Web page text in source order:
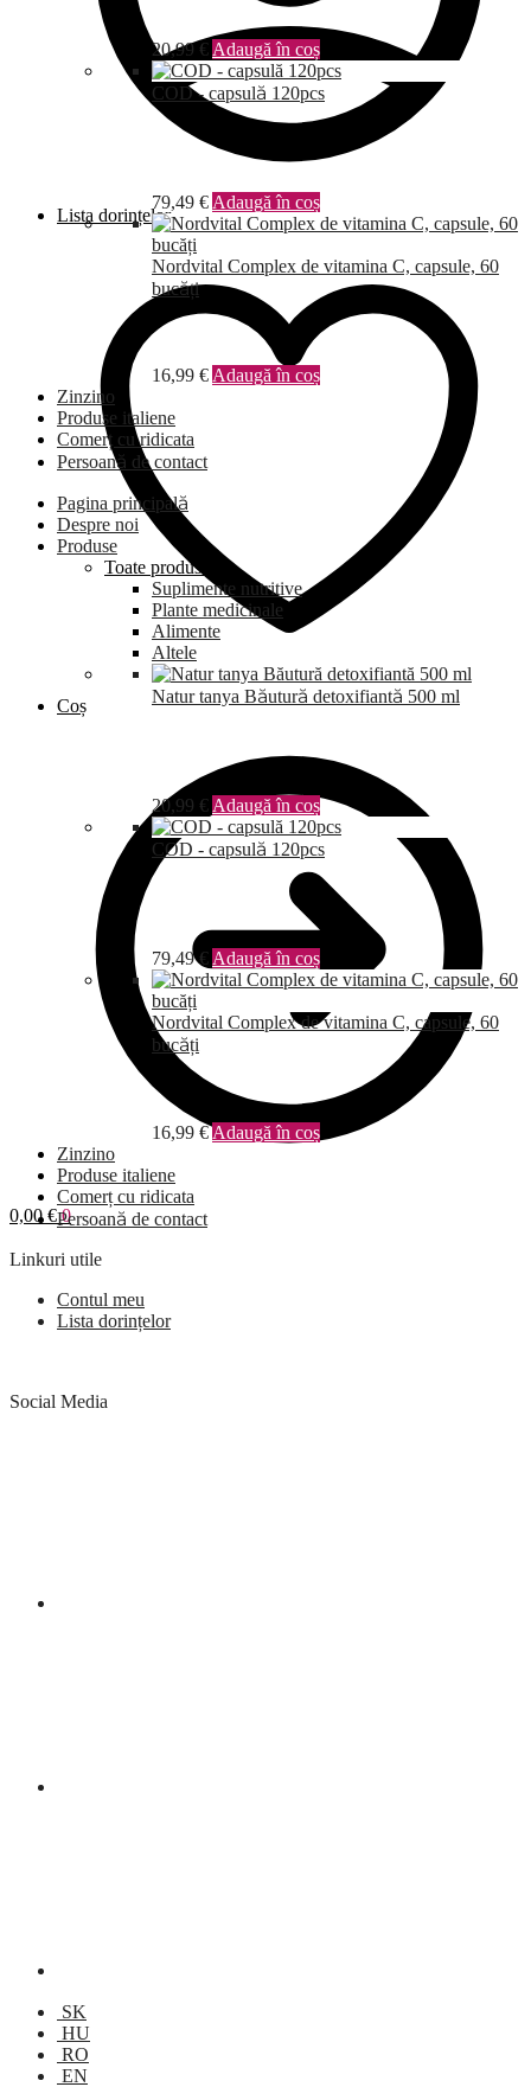
Lista dorințelor
Coș
0,00€ 0
20,99 € Adaugă în coș
COD - capsulă 120pcs
79,49 € Adaugă în coș
Nordvital Complex de vitamina C, capsule, 60
bucăți
16,99 € Adaugă în coș
Zinzino
Produse italiene
Comerț cu ridicata
Persoană de contact
Pagina principală
Despre noi
Produse
Toate produsele
Suplimente nutritive
Plante medicinale
Alimente
Altele
Natur tanya Băutură detoxifiantă 500 ml
20,99 € Adaugă în coș
COD - capsulă 120pcs
79,49€ Adaugă în coș
Nordvital Complex de vitamina C, capsule, 60
bucăți
16,99 € Adaugă în coș
Zinzino
Produse italiene
Comerț cu ridicata
Persoană de contact
Linkuri utile
Contul meu
Lista dorințelor
Social Media
SK
HU
RO
EN